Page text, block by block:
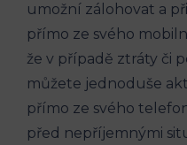
umožní zálohovat a
přímo ze svého
že⁤ v‌ případě ztráty či
můžete jednoduše
přímo⁣ ze svého
před nepříjemnými